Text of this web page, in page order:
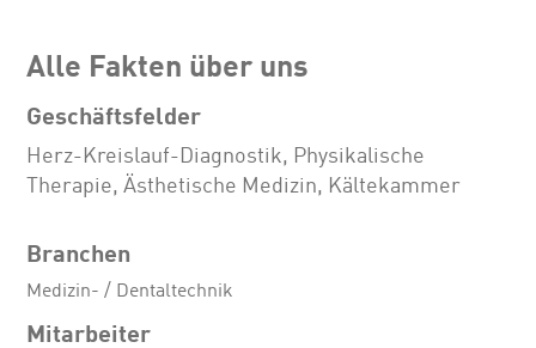
Alle Fakten über uns
Geschäftsfelder
Herz-Kreislauf-Diagnostik, Physikalische
Therapie, Ästhetische Medizin, Kältekammer
Branchen
Medizin- / Dentaltechnik
Mitarbeiter